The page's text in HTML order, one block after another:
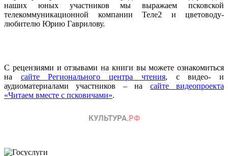
наших юных участников мы выражаем псковской
телекоммуникационной компании Теле2 и цветоводу-
любителю Юрию Гаврилову.
С рецензиями и отзывами на книги вы можете ознакомиться
на сайте Регионального центра чтения, с видео- и
аудиоматериалами участников – на сайте видеопроекта
«Читаем вместе с псковичами».